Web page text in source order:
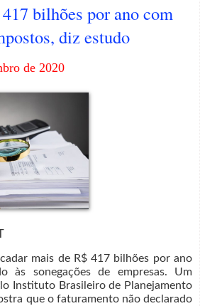
bilhões por ano com
diz estudo
de 2020
mais de R$ 417 bilhões por ano
às sonegações de empresas. Um
Instituto Brasileiro de Planejamento
que o faturamento não declarado